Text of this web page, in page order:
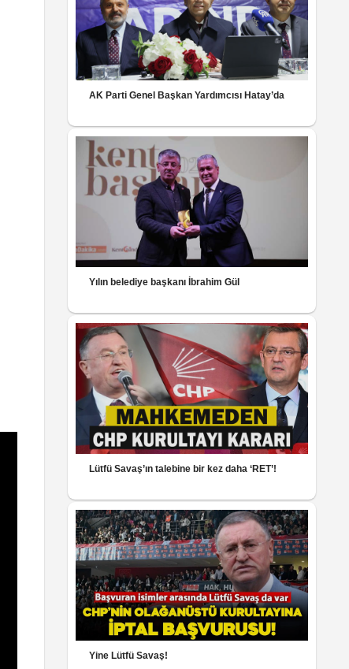
AK Parti Genel Başkan Yardımcısı Hatay’da
Yılın belediye başkanı İbrahim Gül
Lütfü Savaş’ın talebine bir kez daha ‘RET’!
Yine Lütfü Savaş!